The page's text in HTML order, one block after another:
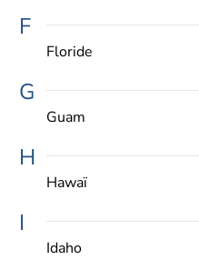
F
Floride
G
Guam
H
Hawaï
I
Idaho